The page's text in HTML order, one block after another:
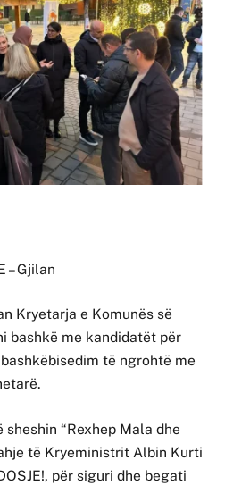
– Gjilan
Kryetarja e Komunës së
bashkë me kandidatët për
të ngrohtë me
“Rexhep Mala dhe
të Kryeministrit Albin Kurti
për siguri dhe begati